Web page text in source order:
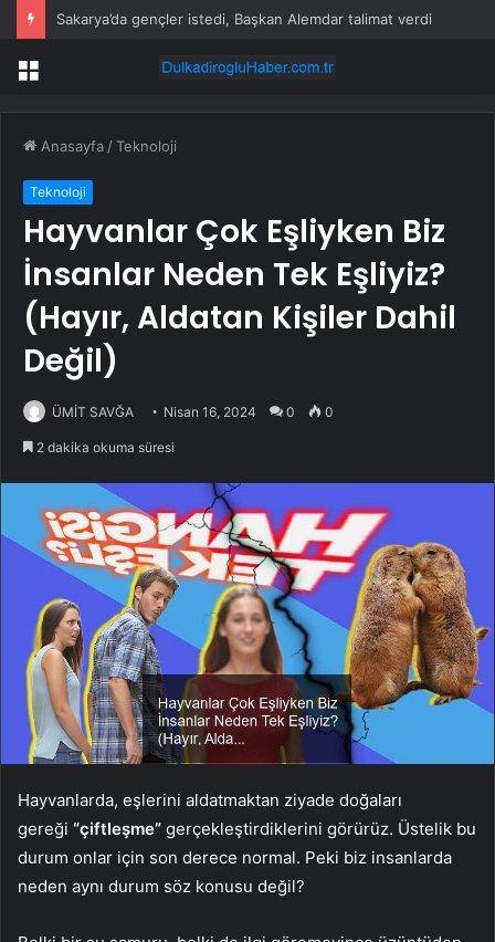
Sakarya’da gençler istedi, Başkan Alemdar talimat verdi
Menü
Anasayfa /Teknoloji
Teknoloji
Hayvanlar Çok Eşliyken Biz
İnsanlar Neden Tek Eşliyiz?
(Hayır, Aldatan Kişiler Dahil
Değil)
ÜMİT SAVĞA Nisan 16, 2024 0 0
2 dakika okuma süresi
Hayvanlarda, eşlerini aldatmaktan ziyade doğaları
gereği “çiftleşme” gerçekleştirdiklerini görürüz. Üstelik bu
durum onlar için son derece normal. Peki biz insanlarda
neden aynı durum söz konusu değil?